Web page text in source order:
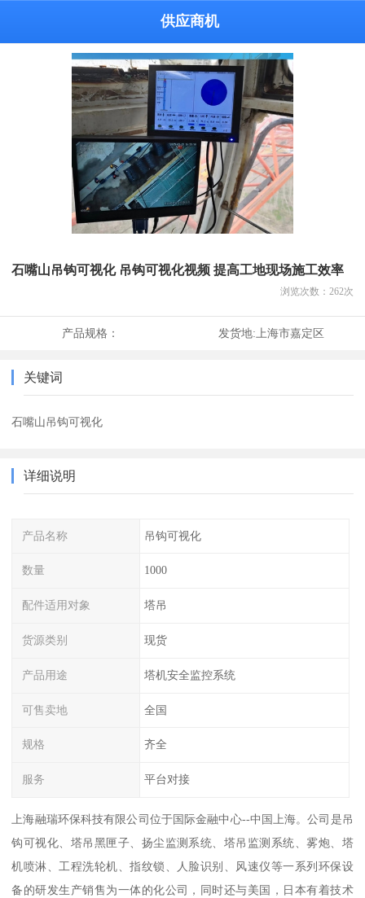
供应商机
石嘴山吊钩可视化 吊钩可视化视频 提高工地现场施工效率
浏览次数： 262次
产品规格： 发货地:上海市嘉定区
关键词
石嘴山吊钩可视化
详细说明
产品名称 吊钩可视化
数量 1000
配件适用对象 塔吊
货源类别 现货
产品用途 塔机安全监控系统
可售卖地 全国
规格 齐全
服务 平台对接
上海融瑞环保科技有限公司位于国际金融中心--中国上海。公司是吊
钩可视化、塔吊黑匣子、扬尘监测系统、塔吊监测系统、雾炮、塔
机喷淋、工程洗轮机、指纹锁、人脸识别、风速仪等一系列环保设
备的研发生产销售为一体的化公司，同时还与美国，日本有着技术